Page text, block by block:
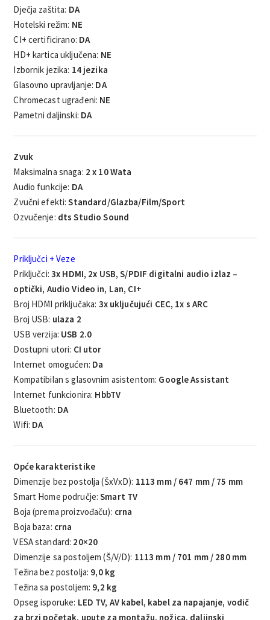
Dječja zaštita: DA
Hotelski režim: NE
CI+ certificirano: DA
HD+ kartica uključena: NE
Izbornik jezika: 14 jezika
Glasovno upravljanje: DA
Chromecast ugrađeni: NE
Pametni daljinski: DA
Zvuk
Maksimalna snaga: 2 x 10 Wata
Audio funkcije: DA
Zvučni efekti:Standard/Glazba/Film/Sport
Ozvučenje: dts Studio Sound
Priključci + Veze
Priključci:3x HDMI, 2x USB, S/PDIF digitalni audio izlaz –
optički, Audio Video in, Lan, CI+
Broj HDMI priključaka: 3x uključujući CEC, 1x s ARC
Broj USB: ulaza 2
USB verzija: USB 2.0
Dostupni utori: CI utor
Internet omogućen: Da
Kompatibilan s glasovnim asistentom: Google Assistant
Internet funkcionira: HbbTV
Bluetooth: DA
Wifi: DA
Opće karakteristike
Dimenzije bez postolja (ŠxVxD): 1113 mm / 647 mm / 75 mm
Smart Home područje: Smart TV
Boja (prema proizvođaču): crna
Boja baza: crna
VESA standard: 20×20
Dimenzije sa postoljem (Š/V/D): 1113 mm / 701 mm / 280 mm
Težina bez postolja: 9,0 kg
Težina sa postoljem: 9,2 kg
Opseg isporuke: LED TV, AV kabel, kabel za napajanje, vodič
za brzi početak, upute za montažu, nožica, daljinski